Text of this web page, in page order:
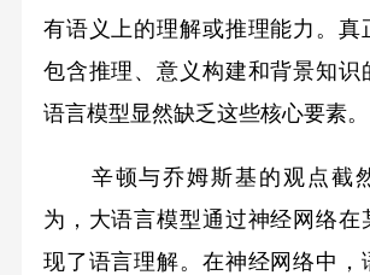
有语义上的理解或推理能力。真
包含推理、意义构建和背景知识
语言模型显然缺乏这些核心要素。
辛顿与乔姆斯基的观点截
为，大语言模型通过神经网络在
现了语言理解。在神经网络中，